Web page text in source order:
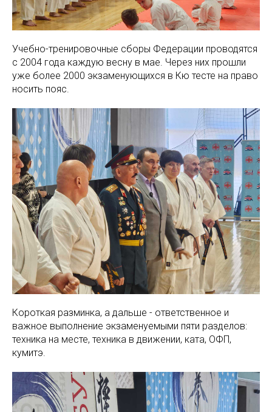
Учебно-тренировочные сборы Федерации проводятся
с 2004 года каждую весну в мае. Через них прошли
уже более 2000 экзаменующихся в Кю тесте на право
носить пояс.
Короткая разминка, а дальше - ответственное и
важное выполнение экзаменуемыми пяти разделов:
техника на месте, техника в движении, ката, ОФП,
кумитэ.